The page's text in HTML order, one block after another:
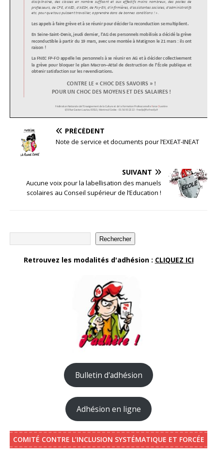
PRÉCÉDENT
Note de service et documents pour l’EXEAT-INEAT
SUIVANT
Aucune voix pour la labellisation des manuels
scolaires au Conseil supérieur de l’Education !
Rechercher
Retrouvez les modalités d'adhésion : CLIQUEZ ICI
Bulletin d'adhésion
Adhésion en ligne
COMITÉ CONTRE L’INCLUSION SYSTÉMATIQUE ET FORCÉE